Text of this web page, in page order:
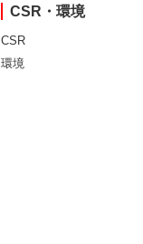
CSR・環境
CSR
環境